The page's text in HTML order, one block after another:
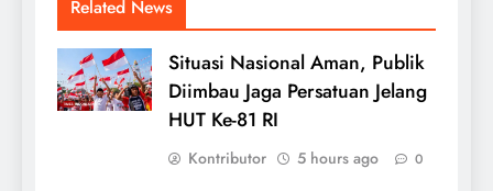
Related News
Situasi Nasional Aman, Publik
Diimbau Jaga Persatuan Jelang
HUT Ke-81 RI
Kontributor 5 hours ago 0